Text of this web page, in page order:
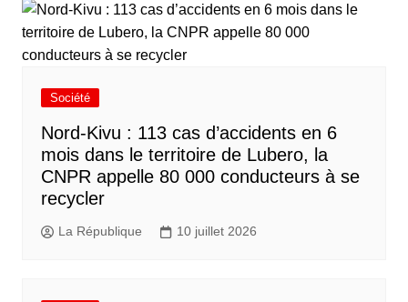
Société
Nord-Kivu : 113 cas d’accidents en 6
mois dans le territoire de Lubero, la
CNPR appelle 80 000 conducteurs à se
recycler
La République 10 juillet 2026